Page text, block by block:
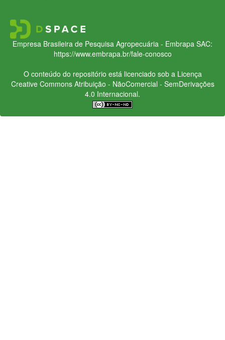
Empresa Brasileira de Pesquisa Agropecuária - Embrapa SAC:
https://www.embrapa.br/fale-conosco
O conteúdo do repositório está licenciado sob a Licença
Creative CommonsAtribuição - NãoComercial - SemDerivações
4.0 Internacional.